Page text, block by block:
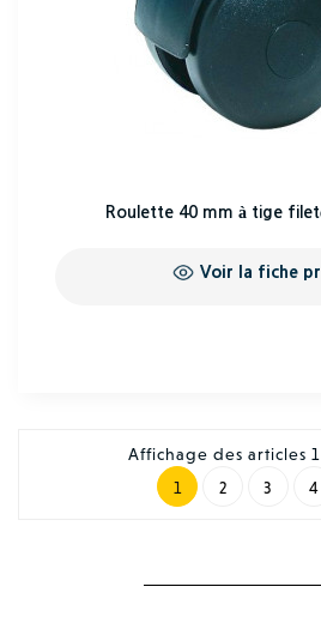
Roulette 40 mm à tige
Voir la fiche
Affichage des articles 1
1
2 3 4